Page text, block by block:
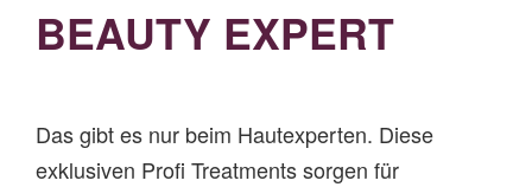
BEAUTY EXPERT
Das gibt es nur beim Hautexperten. Diese
exklusiven Profi Treatments sorgen für